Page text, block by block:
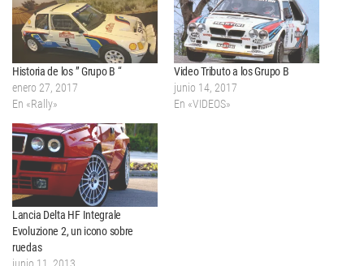
Historia de los ” Grupo B “
enero 27, 2017
En «Rally»
Video Tributo a los Grupo B
junio 14, 2017
En «VIDEOS»
Lancia Delta HF Integrale
Evoluzione 2, un icono sobre
ruedas
junio 11, 2013